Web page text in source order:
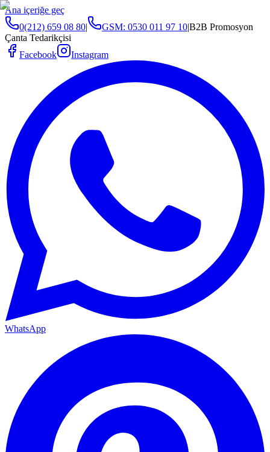
Ana içeriğe geç
0(212) 659 08 80| GSM: 0530 011 97 10|B2B Promosyon
Çanta Tedarikçisi
Facebook
Instagram
WhatsApp